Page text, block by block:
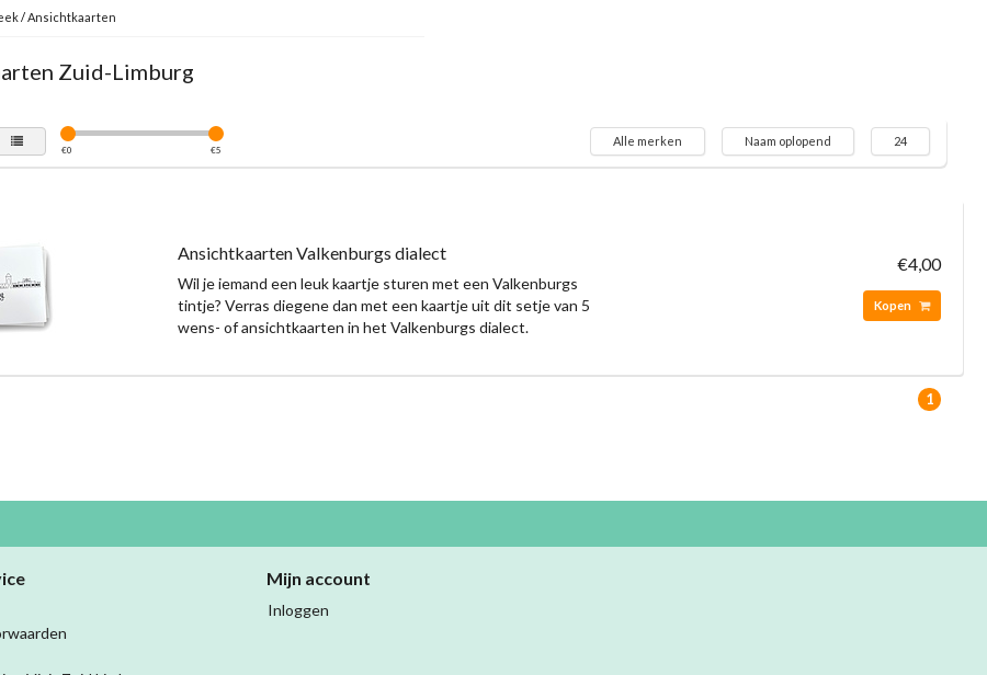
/Ansichtkaarten
Zuid-Limburg
€0 €5
Alle merken Naam oplopend 24
Ansichtkaarten Valkenburgs dialect
Wil je iemand een leuk kaartje sturen met een Valkenburgs
tintje? Verras diegene dan met een kaartje uit dit setje van 5
wens- of ansichtkaarten in het Valkenburgs dialect.
€4,00
Kopen
1
Mijn account
Inloggen